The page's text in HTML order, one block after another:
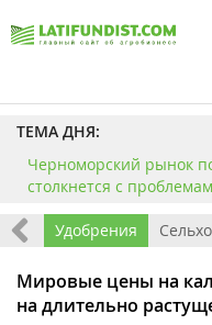
ТЕМА ДНЯ:
Черноморский рынок
столкнется с
Удобрения
Мировые цены на
на длительно